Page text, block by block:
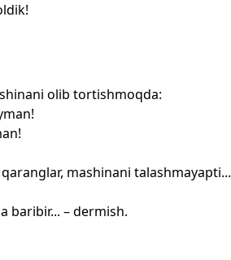
olib tortishmoqda:
mashinani talashmayapti...
baribir... – dermish.